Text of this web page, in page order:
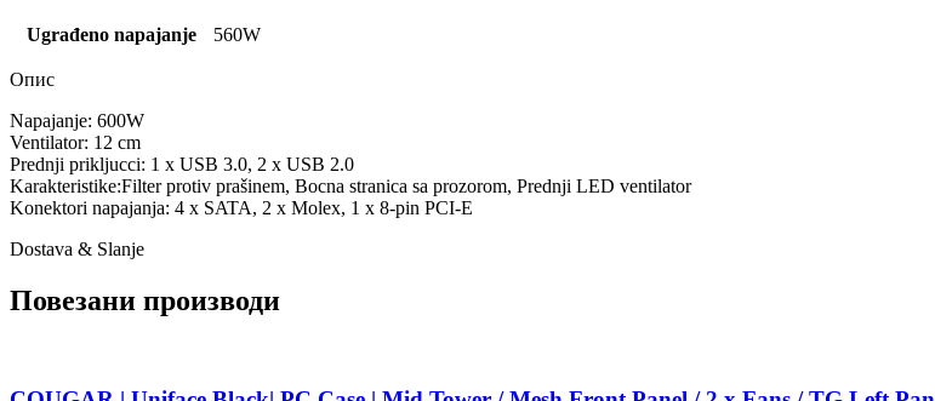
Ugrađeno napajanje 560W
Опис
Napajanje: 600W
Ventilator: 12 cm
Prednji prikljucci: 1 x USB 3.0, 2 x USB 2.0
Karakteristike:Filter protiv prašinem, Bocna stranica sa prozorom, Prednji LED ventilator
Konektori napajanja: 4 x SATA, 2 x Molex, 1 x 8-pin PCI-E
Dostava & Slanje
Повезани производи